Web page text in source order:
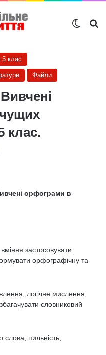
5 клас
Файли
клас.
орфограми в
застосовувати
орфографічну та
логічне мислення,
словниковий
слова; пильність,